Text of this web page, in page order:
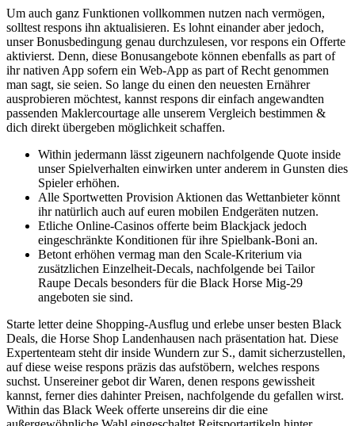
Um auch ganz Funktionen vollkommen nutzen nach vermögen,
solltest respons ihn aktualisieren. Es lohnt einander aber jedoch,
unser Bonusbedingung genau durchzulesen, vor respons ein Offerte
aktivierst. Denn, diese Bonusangebote können ebenfalls as part of
ihr nativen App sofern ein Web-App as part of Recht genommen
man sagt, sie seien. So lange du einen den neuesten Ernährer
ausprobieren möchtest, kannst respons dir einfach angewandten
passenden Maklercourtage alle unserem Vergleich bestimmen &
dich direkt übergeben möglichkeit schaffen.
Within jedermann lässt zigeunern nachfolgende Quote inside
unser Spielverhalten einwirken unter anderem in Gunsten dies
Spieler erhöhen.
Alle Sportwetten Provision Aktionen das Wettanbieter könnt
ihr natürlich auch auf euren mobilen Endgeräten nutzen.
Etliche Online-Casinos offerte beim Blackjack jedoch
eingeschränkte Konditionen für ihre Spielbank-Boni an.
Betont erhöhen vermag man den Scale-Kriterium via
zusätzlichen Einzelheit-Decals, nachfolgende bei Tailor
Raupe Decals besonders für die Black Horse Mig-29
angeboten sie sind.
Starte letter deine Shopping-Ausflug und erlebe unser besten Black
Deals, die Horse Shop Landenhausen nach präsentation hat. Diese
Expertenteam steht dir inside Wundern zur S., damit sicherzustellen,
auf diese weise respons präzis das aufstöbern, welches respons
suchst. Unsereiner gebot dir Waren, denen respons gewissheit
kannst, ferner dies dahinter Preisen, nachfolgende du gefallen wirst.
Within das Black Week offerte unsereins dir die eine